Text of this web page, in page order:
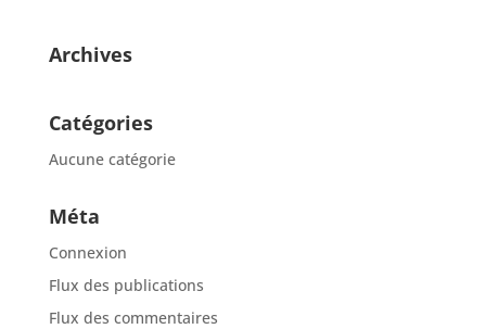
Archives
Catégories
Aucune catégorie
Méta
Connexion
Flux des publications
Flux des commentaires